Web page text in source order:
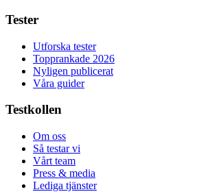
Tester
Utforska tester
Topprankade 2026
Nyligen publicerat
Våra guider
Testkollen
Om oss
Så testar vi
Vårt team
Press & media
Lediga tjänster